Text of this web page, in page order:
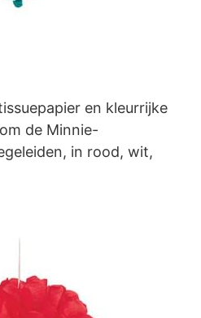
en kleurrijke
de Minnie-
in rood, wit,